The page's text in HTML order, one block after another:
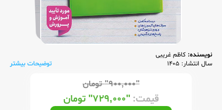
نویسنده: کاظم غریبی
سال انتشار: 1405
توضیحات بیشتر
"۹۰۰,۰۰۰" تومان
قیمت:"۷۲۹,۰۰۰" تومان